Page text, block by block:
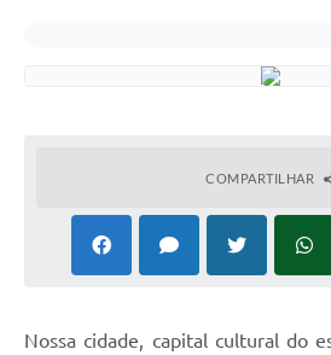
Contratos
COMPARTILHAR
Nossa cidade, capital cultural do